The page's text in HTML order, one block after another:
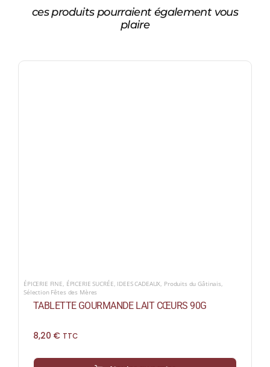
ces produits pourraient également vous
plaire
ÉPICERIE FINE ÉPICERIE SUCRÉE IDEES CADEAUX Produits du Gâtinais
Sélection Fêtes des Mères
TABLETTE GOURMANDE LAIT CŒURS 90G
8,20 € TTC